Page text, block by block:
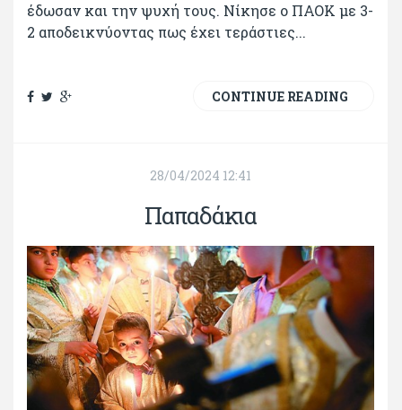
έδωσαν και την ψυχή τους. Νίκησε ο ΠΑΟΚ με 3-
2 αποδεικνύοντας πως έχει τεράστιες...
CONTINUE READING
28/04/2024 12:41
Παπαδάκια